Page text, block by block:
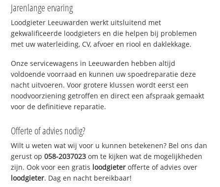
Jarenlange ervaring
Loodgieter Leeuwarden werkt uitsluitend met
gekwalificeerde loodgieters en die helpen bij problemen
met uw waterleiding, CV, afvoer en riool en daklekkage.
Onze servicewagens in Leeuwarden hebben altijd
voldoende voorraad en kunnen uw spoedreparatie deze
nacht uitvoeren. Voor grotere klussen wordt eerst een
noodvoorziening getroffen en direct een afspraak gemaakt
voor de definitieve reparatie.
Offerte of advies nodig?
Wilt u weten wat wij voor u kunnen betekenen? Bel ons dan
gerust op058-2037023 om te kijken wat de mogelijkheden
zijn. Ook voor een gratis loodgieter offerte of advies over
loodgieter. Dag en nacht bereikbaar!